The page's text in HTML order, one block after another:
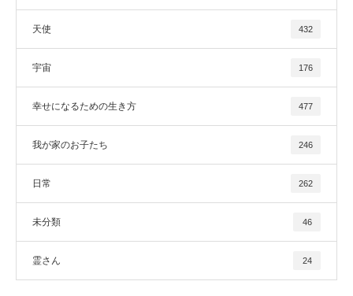
天使 432
宇宙 176
幸せになるための生き方 477
我が家のお子たち 246
日常 262
未分類 46
霊さん 24